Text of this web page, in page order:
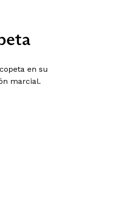
en su
marcial.